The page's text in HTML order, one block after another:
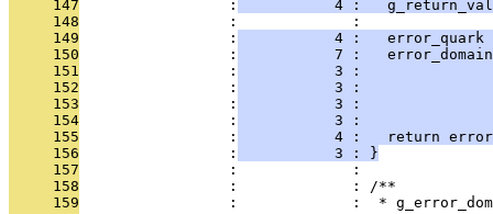
     147
                 :
4 :
     148
                 :             :
     149
                 :
4 :   error_quark
     150
                 :
7 :
     151
                 :
3 :
     152
                 :
3 :
     153
                 :
3 :
     154
                 :
3 :
     155
                 :
4 :   return
     156
                 :
           3 : }
     157
                 :             :
     158
                 :             : /**
     159
:             :  *